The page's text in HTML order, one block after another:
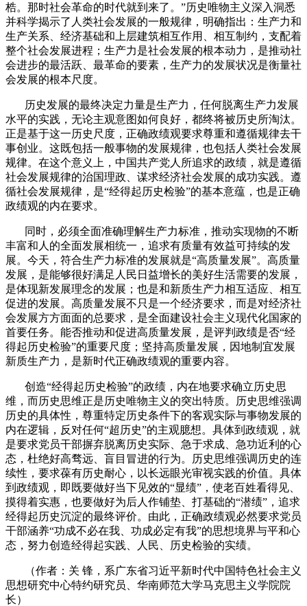
梏。那时社会革命的时代就到来了。”历史唯物主义深入洞悉
并科学揭示了人类社会发展的一般规律，明确指出：生产力和
生产关系、经济基础和上层建筑相互作用、相互制约，支配着
整个社会发展进程；生产力是社会发展的根本动力，是推动社
会进步的最活跃、最革命的要素，生产力的发展状况是衡量社
会发展的根本尺度。
历史发展的最终决定力量是生产力，任何脱离生产力发展
水平的实践，无论主观意图如何良好，都终将被历史所淘汰。
正是基于这一历史尺度，正确政绩观要求尊重和遵循规律去干
事创业。这既包括一般事物的发展规律，也包括人类社会发展
规律。在这个意义上，中国共产党人所追求的政绩，就是遵循
社会发展规律的治国理政、谋求经济社会发展的成功实践。遵
循社会发展规律，是“经得起历史检验”的基本意蕴，也是正确
政绩观的内在要求。
同时，必须全面准确理解生产力标准，推动实现物的不断
丰富和人的全面发展相统一，追求有质量有效益可持续的发
展。今天，符合生产力标准的发展就是“高质量发展”。高质量
发展，是能够很好满足人民日益增长的美好生活需要的发展，
是体现新发展理念的发展；也是和新质生产力相互适应、相互
促进的发展。高质量发展不只是一个经济要求，而是对经济社
会发展方方面面的总要求，是全面建设社会主义现代化国家的
首要任务。能否推动和促进高质量发展，是评判政绩是否“经
得起历史检验”的重要尺度；坚持高质量发展，因地制宜发展
新质生产力，是新时代正确政绩观的重要内容。
创造“经得起历史检验”的政绩，内在地要求确立历史思
维，而历史思维正是历史唯物主义的突出特质。历史思维强调
历史的具体性，尊重特定历史条件下的客观实际与事物发展的
内在逻辑，反对任何“超历史”的主观臆想。具体到政绩观，就
是要求党员干部摒弃脱离历史实际、急于求成、急功近利的心
态，杜绝好高骛远、盲目冒进的行为。历史思维强调历史的连
续性，要求葆有历史耐心，以长远眼光审视实践的价值。具体
到政绩观，即既要做好当下见效的“显绩”，使老百姓看得见、
摸得着实惠，也要做好为后人作铺垫、打基础的“潜绩”，追求
经得起历史沉淀的最终评价。由此，正确政绩观必然要求党员
干部涵养“功成不必在我、功成必定有我”的思想境界与平和心
态，努力创造经得起实践、人民、历史检验的实绩。
（作者：关 锋，系广东省习近平新时代中国特色社会主义
思想研究中心特约研究员、华南师范大学马克思主义学院院
长）